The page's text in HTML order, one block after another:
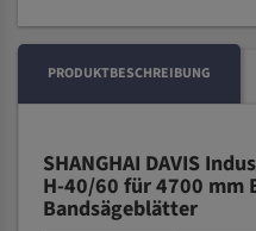
PRODUKTBESCHREIBUNG
SHANGHAI DAVIS
H-40/60 für 4700 mm
Bandsägeblätter